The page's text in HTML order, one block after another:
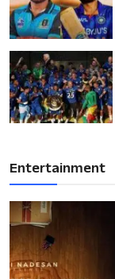
Entertainment